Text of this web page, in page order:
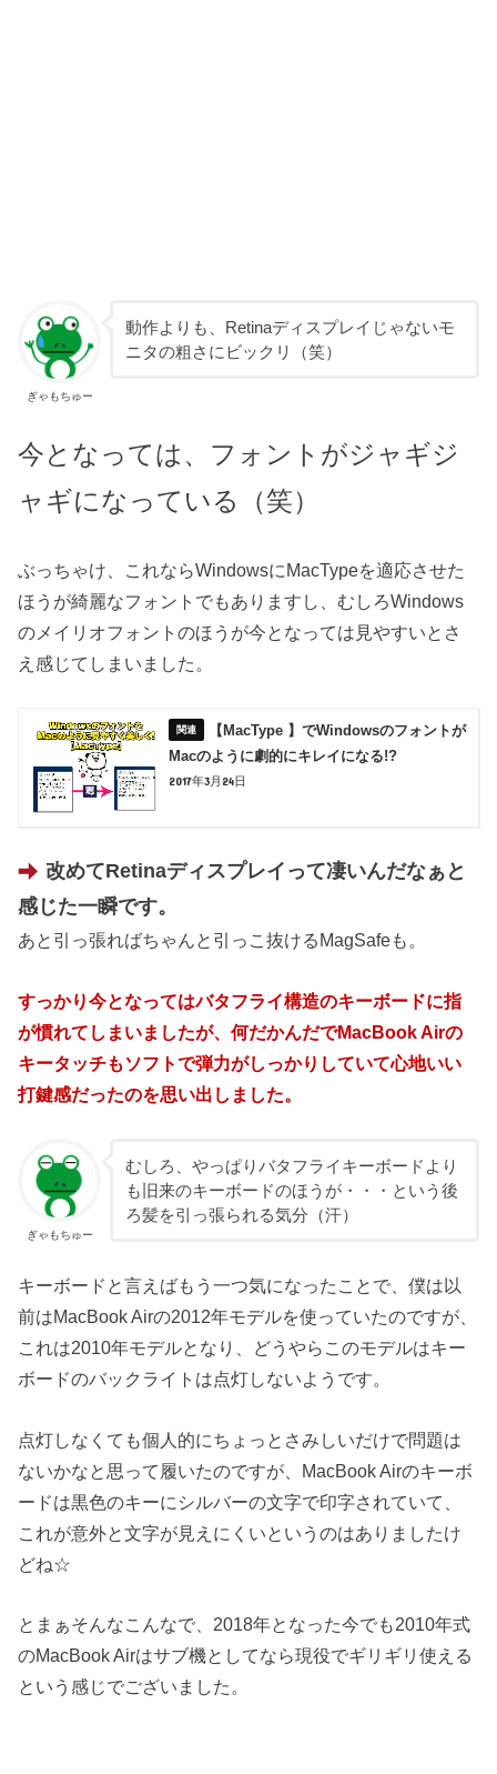
ぎゃもちゅー
動作よりも、Retinaディスプレイじゃないモ
ニタの粗さにビックリ（笑）
今となっては、フォントがジャギジ
ャギになっている（笑）
ぶっちゃけ、これならWindowsにMacTypeを適応させた
ほうが綺麗なフォントでもありますし、むしろWindows
のメイリオフォントのほうが今となっては見やすいとさ
え感じてしまいました。
【MacType 】でWindowsのフォントが
Macのように劇的にキレイになる!?
2017年3月24日
改めてRetinaディスプレイって凄いんだなぁと
感じた一瞬です。
あと引っ張ればちゃんと引っこ抜けるMagSafeも。
すっかり今となってはバタフライ構造のキーボードに指
が慣れてしまいましたが、何だかんだでMacBook Airの
キータッチもソフトで弾力がしっかりしていて心地いい
打鍵感だったのを思い出しました。
ぎゃもちゅー
むしろ、やっぱりバタフライキーボードより
も旧来のキーボードのほうが・・・という後
ろ髪を引っ張られる気分（汗）
キーボードと言えばもう一つ気になったことで、僕は以
前はMacBook Airの2012年モデルを使っていたのですが、
これは2010年モデルとなり、どうやらこのモデルはキー
ボードのバックライトは点灯しないようです。
点灯しなくても個人的にちょっとさみしいだけで問題は
ないかなと思って履いたのですが、MacBook Airのキーボ
ードは黒色のキーにシルバーの文字で印字されていて、
これが意外と文字が見えにくいというのはありましたけ
どね☆
とまぁそんなこんなで、2018年となった今でも2010年式
のMacBook Airはサブ機としてなら現役でギリギリ使える
という感じでございました。